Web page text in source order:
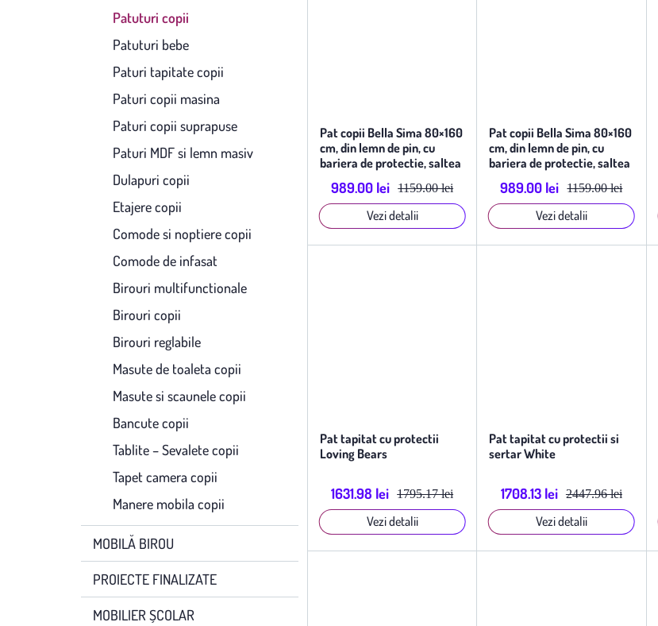
Patuturi copii
Patuturi bebe
Paturi tapitate copii
Paturi copii masina
Paturi copii suprapuse
Paturi MDF si lemn masiv
Dulapuri copii
Etajere copii
Comode si noptiere copii
Comode de infasat
Birouri multifunctionale
Birouri copii
Birouri reglabile
Masute de toaleta copii
Masute si scaunele copii
Bancute copii
Tablite – Sevalete copii
Tapet camera copii
Manere mobila copii
MOBILĂ BIROU
PROIECTE FINALIZATE
MOBILIER ȘCOLAR
Pat copii Bella Sima 80×160
cm, din lemn de pin, cu
bariera de protectie, saltea
inclusa, Natur
1159.00 lei
989.00 lei
Vezi detalii
Pat copii Bella Sima 80×160
cm, din lemn de pin, cu
bariera de protectie, saltea
inclusa, Alb
1159.00 lei
989.00 lei
Vezi detalii
Pat tapitat cu protectii
Loving Bears
1795.17 lei
1631.98 lei
Vezi detalii
Pat tapitat cu protectii si
sertar White
2447.96 lei
1708.13 lei
Vezi detalii